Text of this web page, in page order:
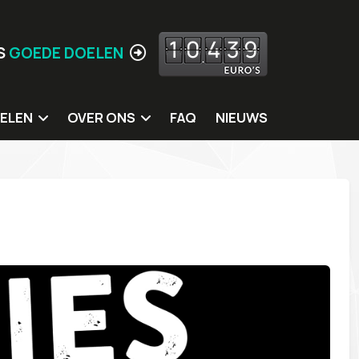
GOEDE DOELEN 10 439
OVER ONS
Jouw locatie hier?
Ons eigen MVO beleid
Contact
FAQ NIEUWS